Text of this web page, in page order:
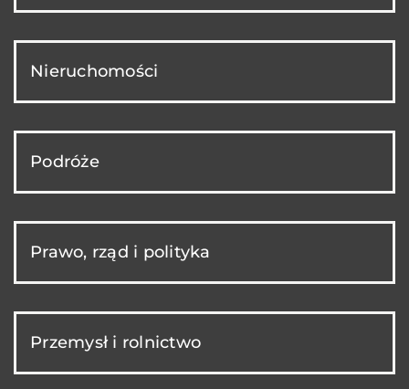
Nieruchomości
Podróże
Prawo, rząd i polityka
Przemysł i rolnictwo